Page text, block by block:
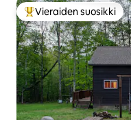
Vieraiden suosikkien
Vieraiden suosikki